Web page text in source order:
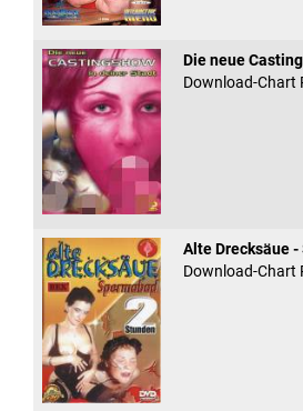
Die neue
Download-Chart
Alte Drecksäue -
Download-Chart